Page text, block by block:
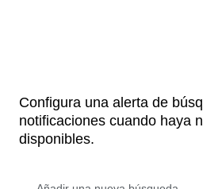
Configura una alerta de
notificaciones cuando haya
disponibles.